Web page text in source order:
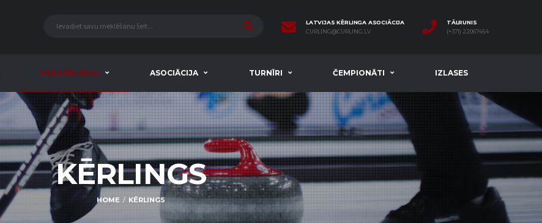
LATVIJAS KĒRLINGA ASOCIĀCIJA
CURLING@CURLING.LV
TĀLRUNIS
(+371) 22067454
PAR KĒRLINGU ASOCIĀCIJA TURNĪRI ČEMPIONĀTI IZLASES
KĒRLINGS
HOME KĒRLINGS